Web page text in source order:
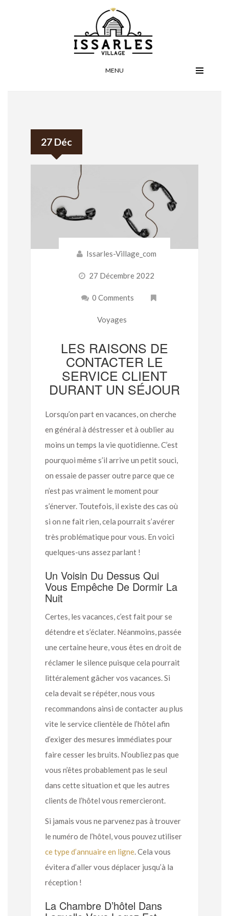
MENU
27 Déc
Issarles-Village_com
27 Décembre 2022
0 Comments
Voyages
LES RAISONS DE
CONTACTER LE
SERVICE CLIENT
DURANT UN SÉJOUR
Lorsqu’on part en vacances, on cherche
en général à déstresser et à oublier au
moins un temps la vie quotidienne. C’est
pourquoi même s’il arrive un petit souci,
on essaie de passer outre parce que ce
n’est pas vraiment le moment pour
s’énerver. Toutefois, il existe des cas où
si on ne fait rien, cela pourrait s’avérer
très problématique pour vous. En voici
quelques-uns assez parlant !
Un Voisin Du Dessus Qui
Vous Empêche De Dormir La
Nuit
Certes, les vacances, c’est fait pour se
détendre et s’éclater. Néanmoins, passée
une certaine heure, vous êtes en droit de
réclamer le silence puisque cela pourrait
littéralement gâcher vos vacances. Si
cela devait se répéter, nous vous
recommandons ainsi de contacter au plus
vite le service clientèle de l’hôtel afin
d’exiger des mesures immédiates pour
faire cesser les bruits. N’oubliez pas que
vous n’êtes probablement pas le seul
dans cette situation et que les autres
clients de l’hôtel vous remercieront.
Si jamais vous ne parvenez pas à trouver
le numéro de l’hôtel, vous pouvez utiliser
ce type d’annuaire en ligne. Cela vous
évitera d’aller vous déplacer jusqu’à la
réception !
La Chambre D’hôtel Dans